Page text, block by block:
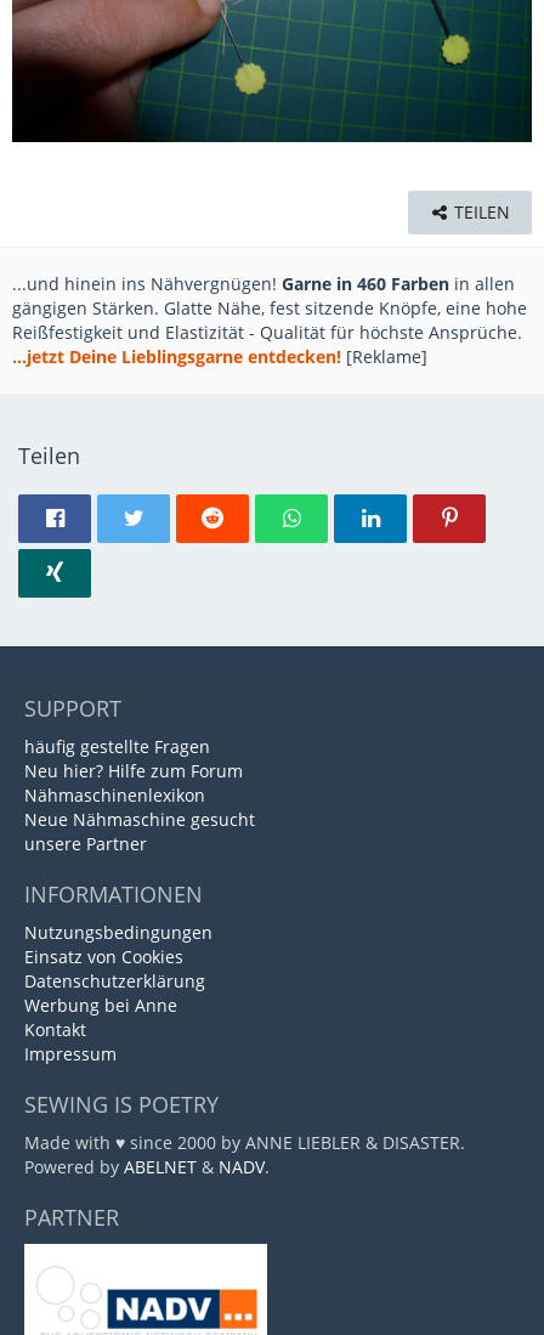
TEILEN
...und hinein ins Nähvergnügen! Garne in 460 Farben in allen
gängigen Stärken. Glatte Nähe, fest sitzende Knöpfe, eine hohe
Reißfestigkeit und Elastizität - Qualität für höchste Ansprüche.
...jetzt Deine Lieblingsgarne entdecken! [Reklame]
Teilen
SUPPORT
häufig gestellte Fragen
Neu hier? Hilfe zum Forum
Nähmaschinenlexikon
Neue Nähmaschine gesucht
unsere Partner
INFORMATIONEN
Nutzungsbedingungen
Einsatz von Cookies
Datenschutzerklärung
Werbung bei Anne
Kontakt
Impressum
SEWING IS POETRY
Made with ♥ since 2000 by ANNE LIEBLER & DISASTER.
Powered by ABELNET & NADV.
PARTNER